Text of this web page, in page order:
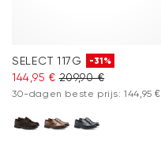
SELECT 117G -31%
144,95 € 209,90 €
30-dagen beste prijs: 144,95 €